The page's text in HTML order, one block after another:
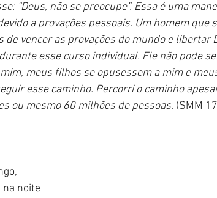
“Deus, não se preocupe”. Essa é uma
a provações pessoais. Um homem que
vencer as provações do mundo e libertar
esse curso individual. Ele não pode
meus filhos se opusessem a mim e
esse caminho. Percorri o caminho
ou mesmo 60 milhões de pessoas. (SMM
na noite